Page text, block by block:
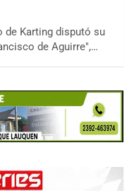
de Karting disputó su
de Aguirre",…